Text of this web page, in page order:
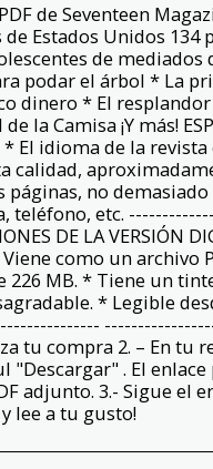
de Seventeen
de Estados Unidos 134
de mediados
podar el árbol * La
dinero * El
la Camisa ¡Y más!
* El idioma de la
calidad,
páginas, no
teléfono, etc.
DE LA VERSIÓN
como un archivo
MB. * Tiene un
* Legible
tu compra 2. – En
"Descargar" . El
adjunto. 3.- Sigue el
lee a tu gusto!